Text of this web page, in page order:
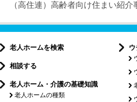
（高住連）高齢者向け住まい紹
老人ホームを検索
相談する
老人ホーム・介護の基礎知識
老人ホームの種類